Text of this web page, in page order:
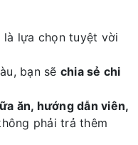
là lựa chọn tuyệt vời
bạn sẽ chia sẻ chi
ăn, hướng dẫn viên,
phải trả thêm